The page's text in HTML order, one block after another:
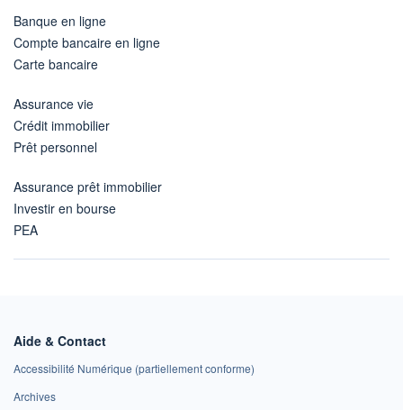
Banque en ligne
Compte bancaire en ligne
Carte bancaire
Assurance vie
Crédit immobilier
Prêt personnel
Assurance prêt immobilier
Investir en bourse
PEA
Aide & Contact
Accessibilité Numérique (partiellement conforme)
Archives